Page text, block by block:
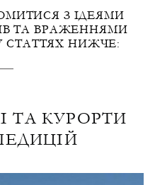
З ІДЕЯМИ
ТА ВРАЖЕННЯМИ
СТАТТЯХ НИЖЧЕ:
ТА КУРОРТИ